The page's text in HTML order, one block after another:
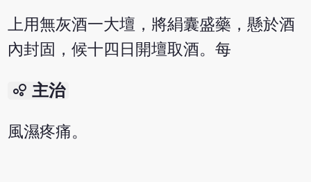
上用無灰酒一大壇，將絹囊盛藥，懸於酒
內封固，候十四日開壇取酒。每
bubble_chart 主治
風濕疼痛。